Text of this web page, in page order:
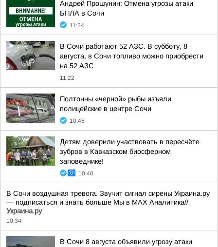
Андрей Прошунин: Отмена угрозы атаки
БПЛА в Сочи
11:24
В Сочи работают 52 АЗС. В субботу, 8
августа, в Сочи топливо можно приобрести
на 52 АЗС
11:22
Полтонны «черной» рыбы изъяли
полицейские в центре Сочи
10:45
Детям доверили участвовать в пересчёте
зубров в Кавказском биосферном
заповеднике!
10:40
В Сочи воздушная тревога. Звучит сигнал сирены Украина.ру
— подписаться и знать больше Мы в MAX Аналитика//
Украина.ру
10:34
В Сочи 8 августа объявили угрозу атаки